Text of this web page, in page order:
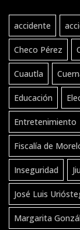
accidente
Checo Pérez
Cuautla
Educación
Entretenimiento
Fiscalía de
Inseguridad
José Luis
Margarita